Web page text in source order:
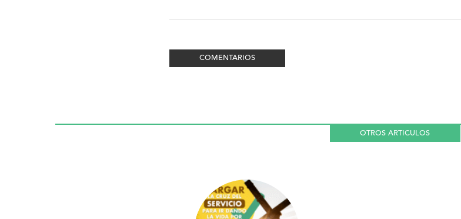
COMENTARIOS
OTROS ARTICULOS